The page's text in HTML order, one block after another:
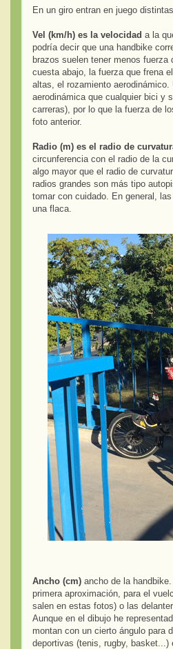
En un giro entran en juego
Vel (km/h) es la velocidad a la
podría decir que una handbike
brazos suelen tener menos
cuesta abajo, la fuerza que frena
altas, el rozamiento
aerodinámica que cualquier bici y
carreras), por lo que la fuerza de
foto anterior.
Radio (m) es el radio de
circunferencia con el radio de la
algo mayor que el radio de
radios grandes son más tipo
tomar con cuidado. En general,
una flaca.
Ancho (cm) ancho de la
primera aproximación, para el
salen en estas fotos) o las
Aunque en el dibujo he
montan con un cierto ángulo para
deportivas (tenis, rugby,